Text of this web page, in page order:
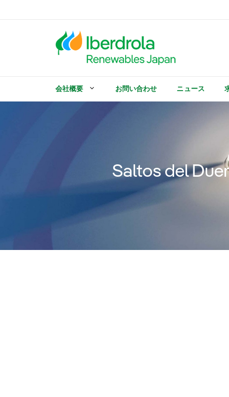
ッ
会社概要 お問い合わせ ニュース
Saltos del